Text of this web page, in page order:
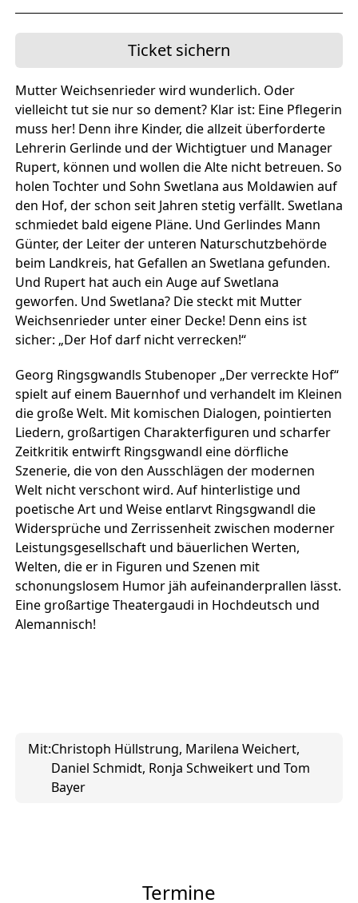
Ticket sichern
Mutter Weichsenrieder wird wunderlich. Oder
vielleicht tut sie nur so dement? Klar ist: Eine Pflegerin
muss her! Denn ihre Kinder, die allzeit überforderte
Lehrerin Gerlinde und der Wichtigtuer und Manager
Rupert, können und wollen die Alte nicht betreuen. So
holen Tochter und Sohn Swetlana aus Moldawien auf
den Hof, der schon seit Jahren stetig verfällt. Swetlana
schmiedet bald eigene Pläne. Und Gerlindes Mann
Günter, der Leiter der unteren Naturschutzbehörde
beim Landkreis, hat Gefallen an Swetlana gefunden.
Und Rupert hat auch ein Auge auf Swetlana
geworfen. Und Swetlana? Die steckt mit Mutter
Weichsenrieder unter einer Decke! Denn eins ist
sicher: „Der Hof darf nicht verrecken!“
Georg Ringsgwandls Stubenoper „Der verreckte Hof“
spielt auf einem Bauernhof und verhandelt im Kleinen
die große Welt. Mit komischen Dialogen, pointierten
Liedern, großartigen Charakterfiguren und scharfer
Zeitkritik entwirft Ringsgwandl eine dörfliche
Szenerie, die von den Ausschlägen der modernen
Welt nicht verschont wird. Auf hinterlistige und
poetische Art und Weise entlarvt Ringsgwandl die
Widersprüche und Zerrissenheit zwischen moderner
Leistungsgesellschaft und bäuerlichen Werten,
Welten, die er in Figuren und Szenen mit
schonungslosem Humor jäh aufeinanderprallen lässt.
Eine großartige Theatergaudi in Hochdeutsch und
Alemannisch!
Mit:Christoph Hüllstrung, Marilena Weichert,
Daniel Schmidt, Ronja Schweikert und Tom
Bayer
Termine